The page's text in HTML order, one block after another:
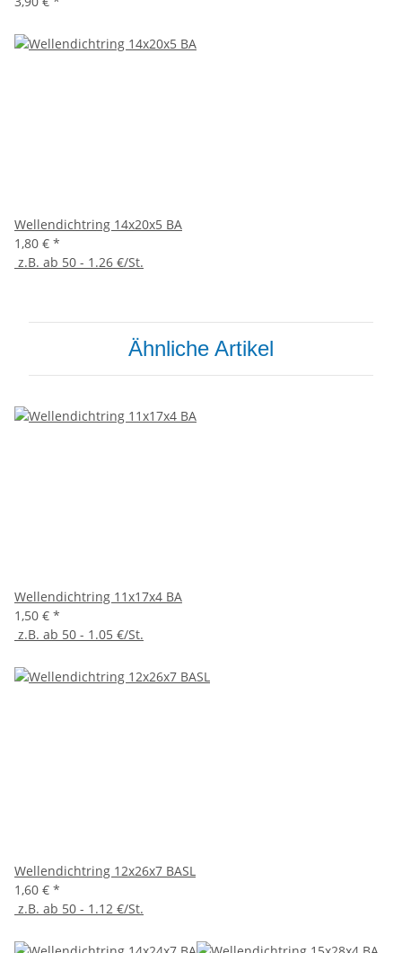
Wellendichtring 14x20x5 BA
1,80 € *
z.B. ab 50 - 1.26 €/St.
Ähnliche Artikel
Wellendichtring 11x17x4 BA
1,50 € *
z.B. ab 50 - 1.05 €/St.
Wellendichtring 12x26x7 BASL
1,60 € *
z.B. ab 50 - 1.12 €/St.